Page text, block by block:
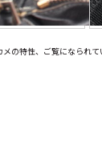
の特性、ご覧になられ